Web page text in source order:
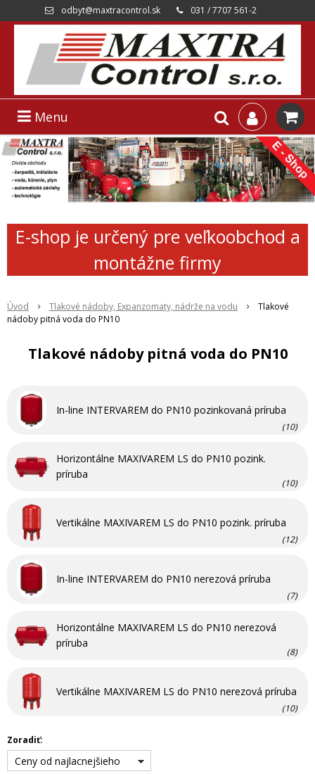
odbyt@maxtracontrol.sk 031 / 7707 561-2
Menu
E-shop je určený pre veľkoobchod a
montážne firmy
Úvod Tlakové nádoby, Expanzomaty, nádrže na vodu
Tlakové
nádoby pitná voda do PN10
Tlakové nádoby pitná voda do PN10
In-line INTERVAREM do PN10 pozinkovaná príruba
(10)
Horizontálne MAXIVAREM LS do PN10 pozink.
príruba
(10)
Vertikálne MAXIVAREM LS do PN10 pozink. príruba
(12)
In-line INTERVAREM do PN10 nerezová príruba
(7)
Horizontálne MAXIVAREM LS do PN10 nerezová
príruba
(8)
Vertikálne MAXIVAREM LS do PN10 nerezová príruba
(10)
Zoradiť:
Ceny od najlacnejšieho